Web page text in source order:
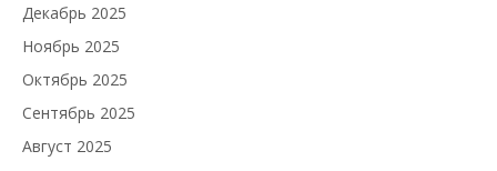
Декабрь 2025
Ноябрь 2025
Октябрь 2025
Сентябрь 2025
Август 2025